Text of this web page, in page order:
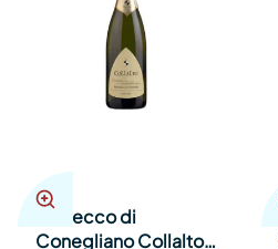
Prosecco di
Conegliano Collalto